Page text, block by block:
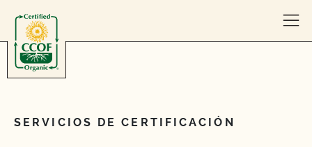
SERVICIOS DE CERTIFICACIÓN